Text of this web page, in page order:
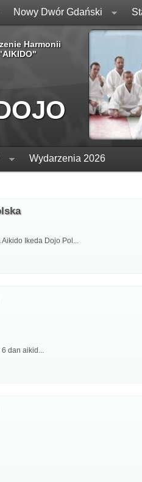
Nowy Dwór Gdański
Harmonii
Wydarzenia 2026
Ikeda Dojo Pol...
6 dan aikid...